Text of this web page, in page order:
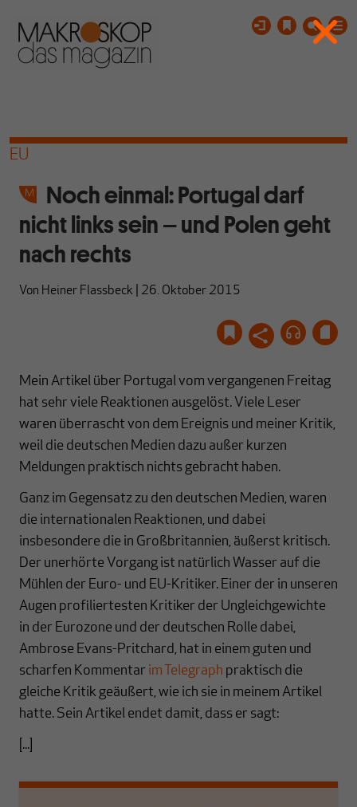
EU
Noch einmal: Portugal darf
nicht links sein – und Polen geht
nach rechts
Von Heiner Flassbeck 26. Oktober 2015
Mein Artikel über Portugal vom vergangenen Freitag
hat sehr viele Reaktionen ausgelöst. Viele Leser
waren überrascht von dem Ereignis und meiner Kritik,
weil die deutschen Medien dazu außer kurzen
Meldungen praktisch nichts gebracht haben.
Ganz im Gegensatz zu den deutschen Medien, waren
die internationalen Reaktionen, und dabei
insbesondere die in Großbritannien, äußerst kritisch.
Der unerhörte Vorgang ist natürlich Wasser auf die
Mühlen der Euro- und EU-Kritiker. Einer der in unseren
Augen profiliertesten Kritiker der Ungleichgewichte
in der Eurozone und der deutschen Rolle dabei,
Ambrose Evans-Pritchard, hat in einem guten und
scharfen Kommentar im Telegraph praktisch die
gleiche Kritik geäußert, wie ich sie in meinem Artikel
hatte. Sein Artikel endet damit, dass er sagt:
[...]